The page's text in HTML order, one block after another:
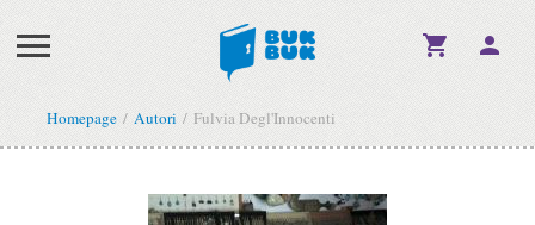
Homepage Autori Fulvia Degl'Innocenti